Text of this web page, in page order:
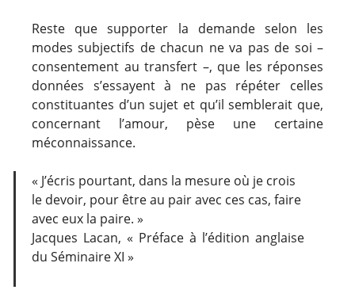
Reste que supporter la demande selon les
modes subjectifs de chacun ne va pas de soi –
consentement au transfert –, que les réponses
données s’essayent à ne pas répéter celles
constituantes d’un sujet et qu’il semblerait que,
concernant l’amour, pèse une certaine
méconnaissance.
« J’écris pourtant, dans la mesure où je crois
le devoir, pour être au pair avec ces cas, faire
avec eux la paire. »
Jacques Lacan, « Préface à l’édition anglaise
du Séminaire XI »